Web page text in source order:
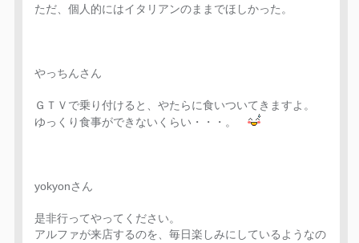
ただ、個人的にはイタリアンのままでほしかった。
やっちんさん
ＧＴＶで乗り付けると、やたらに食いついてきますよ。
ゆっくり食事ができないくらい・・・。
yokyonさん
是非行ってやってください。
アルファが来店するのを、毎日楽しみにしているようなの